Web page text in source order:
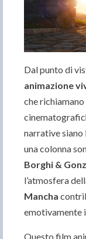
Dal punto di
animazione
che
narrative
una colonna
Borghi &
l’atmosfera
Mancha
emotivamente
Questo film